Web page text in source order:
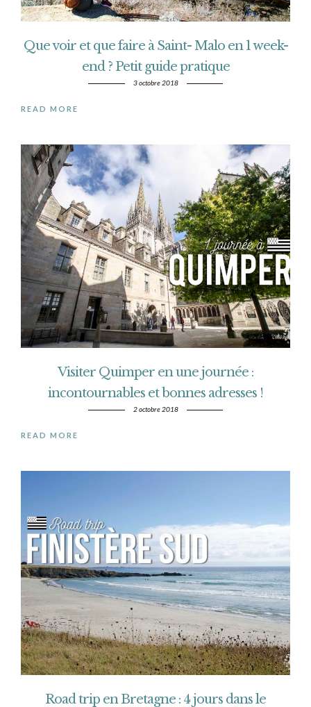
Que voir et que faire à Saint- Malo en 1 week-
end ? Petit guide pratique
3 octobre 2018
READ MORE
Visiter Quimper en une journée :
incontournables et bonnes adresses !
2 octobre 2018
READ MORE
Road trip en Bretagne : 4 jours dans le